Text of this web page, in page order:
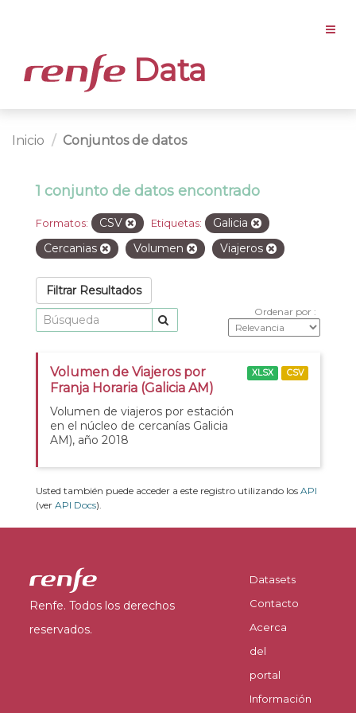
Data
Inicio Conjuntos de datos
1 conjunto de datos encontrado
Formatos: CSV Etiquetas:
Galicia
Cercanias
Volumen Viajeros
Filtrar Resultados
Ordenar por
Volumen de Viajeros por
Franja Horaria (Galicia AM)
Volumen de viajeros por estación
en el núcleo de cercanías Galicia
AM), año 2018
XLSX CSV
Usted también puede acceder a este registro utilizando los API
(ver API Docs).
Renfe. Todos los derechos
reservados.
Datasets
Contacto
Acerca
del
portal
Información